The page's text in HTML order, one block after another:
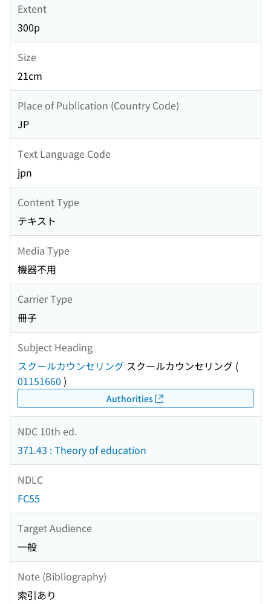
Extent
300p
Size
21cm
Place of Publication (Country Code)
JP
Text Language Code
jpn
Content Type
テキスト
Media Type
機器不用
Carrier Type
冊子
Subject Heading
スクールカウンセリング スクールカウンセリング (
01151660 )
Authorities
NDC 10th ed.
371.43 : Theory of education
NDLC
FC55
Target Audience
一般
Note (Bibliography)
索引あり